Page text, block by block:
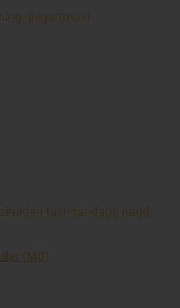
qisqartmasi
tashqaridagi) naqd
(M0)